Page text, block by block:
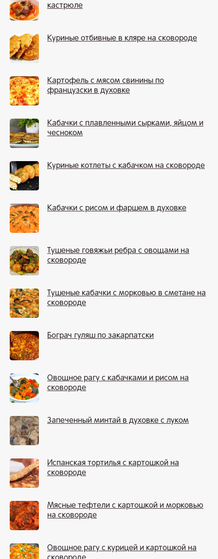
кастрюле
Куриные отбивные в кляре на сковороде
Картофель с мясом свинины по
французски в духовке
Кабачки с плавленными сырками, яйцом и
чесноком
Куриные котлеты с кабачком на сковороде
Кабачки с рисом и фаршем в духовке
Тушеные говяжьи ребра с овощами на
сковороде
Тушеные кабачки с морковью в сметане на
сковороде
Бограч гуляш по закарпатски
Овощное рагу с кабачками и рисом на
сковороде
Запеченный минтай в духовке с луком
Испанская тортилья с картошкой на
сковороде
Мясные тефтели с картошкой и морковью
на сковороде
Овощное рагу с курицей и картошкой на